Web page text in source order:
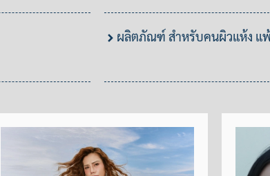
ผลิตภัณฑ์ สำหรับคนผิวแห้ง แพ้